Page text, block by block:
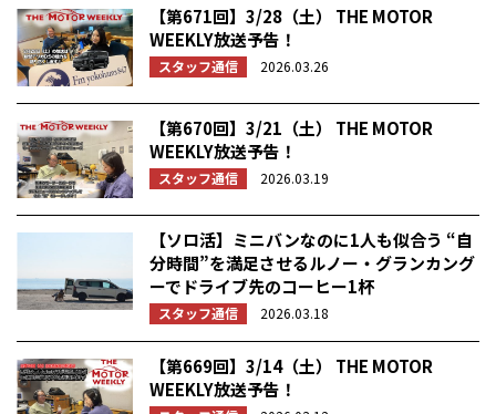
【第671回】3/28（土） THE MOTOR
WEEKLY放送予告！
スタッフ通信 2026.03.26
【第670回】3/21（土） THE MOTOR
WEEKLY放送予告！
スタッフ通信 2026.03.19
【ソロ活】ミニバンなのに1人も似合う “自
分時間”を満足させるルノー・グランカング
ーでドライブ先のコーヒー1杯
スタッフ通信 2026.03.18
【第669回】3/14（土） THE MOTOR
WEEKLY放送予告！